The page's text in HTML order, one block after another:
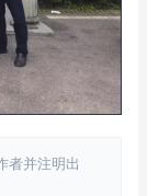
者并注明出